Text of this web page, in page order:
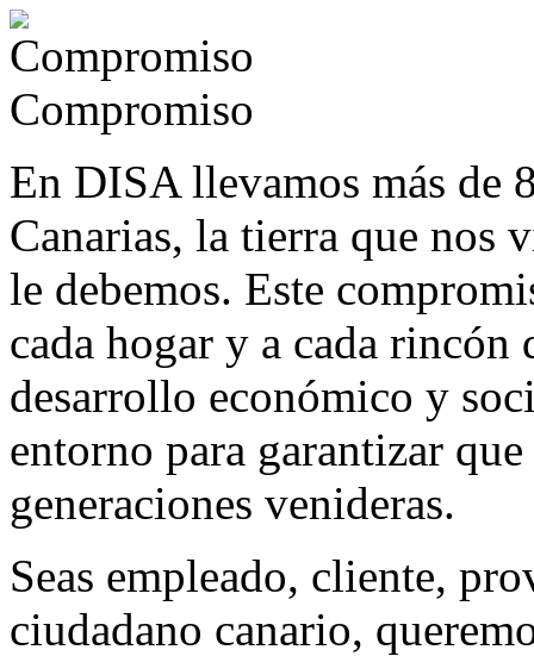
Compromiso
En DISA llevamos más de
Canarias, la tierra que nos
le debemos. Este
cada hogar y a cada
desarrollo económico y
entorno para garantizar
generaciones venideras.
Seas empleado, cliente,
ciudadano canario,